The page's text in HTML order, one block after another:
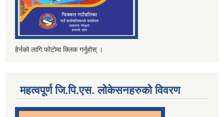
हेर्नको लागि फोटोमा क्लिक गर्नुहोस् ।
महत्वपूर्ण जि.पि.एस. लोकेसनहरुको विवरण